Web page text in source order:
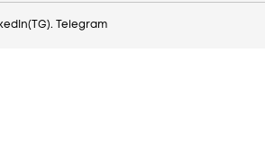
(TG). Telegram